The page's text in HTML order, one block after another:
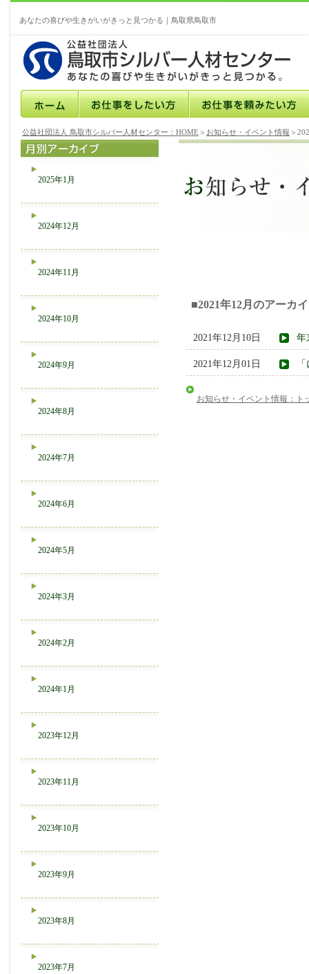
あなたの喜びや生きがいがきっと見つかる｜鳥取県鳥取市
公益社団法人 鳥取市シルバー人材センター：HOME ＞ お知らせ・イベント情報 ＞
■2021年12月のアーカ
2021年12月10日 年
2021年12月01日
お知らせ・イベント情報：ト
2025年1月
2024年12月
2024年11月
2024年10月
2024年9月
2024年8月
2024年7月
2024年6月
2024年5月
2024年3月
2024年2月
2024年1月
2023年12月
2023年11月
2023年10月
2023年9月
2023年8月
2023年7月